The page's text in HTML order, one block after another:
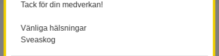
Om området
Vidsträckt och relativt kuperat område om cirka 16
Tack för din medverkan!
Vänliga hälsningar
Sveaskog